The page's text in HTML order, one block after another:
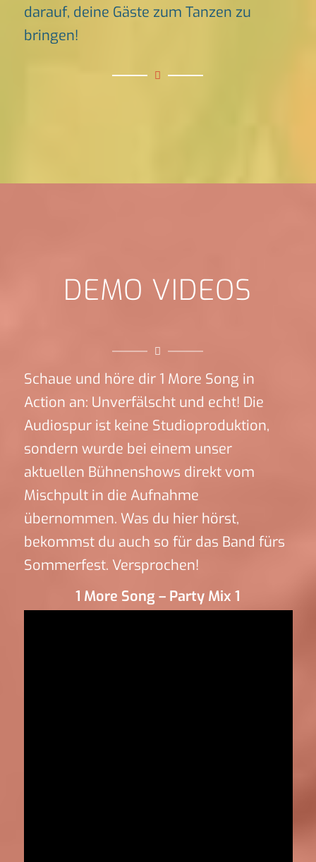
darauf, deine Gäste zum Tanzen zu
bringen!
DEMO VIDEOS
Schaue und höre dir 1 More Song in
Action an: Unverfälscht und echt! Die
Audiospur ist keine Studioproduktion,
sondern wurde bei einem unser
aktuellen Bühnenshows direkt vom
Mischpult in die Aufnahme
übernommen. Was du hier hörst,
bekommst du auch so für das Band fürs
Sommerfest. Versprochen!
1 More Song – Party Mix 1